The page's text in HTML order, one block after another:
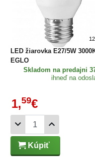
LED žiarovka E27/5W
EGLO
Skladom na predajni
ihneď na
1,59€
Kúpiť